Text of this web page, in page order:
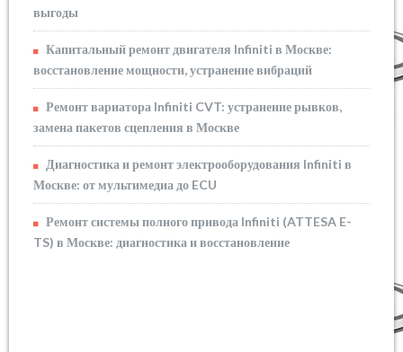
выгоды
Капитальный ремонт двигателя Infiniti в Москве:
восстановление мощности, устранение вибраций
Ремонт вариатора Infiniti CVT: устранение рывков,
замена пакетов сцепления в Москве
Диагностика и ремонт электрооборудования Infiniti в
Москве: от мультимедиа до ECU
Ремонт системы полного привода Infiniti (ATTESA E-
TS) в Москве: диагностика и восстановление